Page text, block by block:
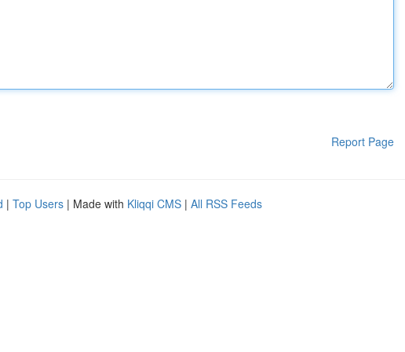
Report Page
| Top Users | Made with Kliqqi CMS | All RSS Feeds